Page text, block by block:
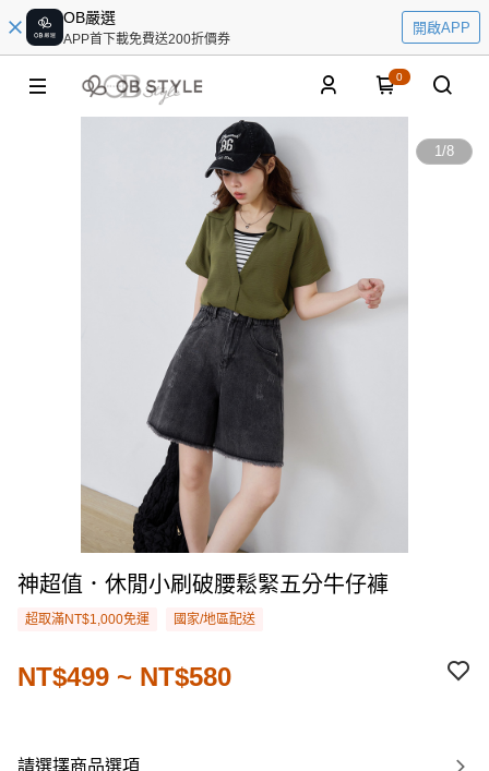
OB嚴選
APP首下載免費送200折價券
開啟APP
0
1/8
神超值．休閒小刷破腰鬆緊五分牛仔褲
超取滿NT$1,000免運 國家/地區配送
NT$499 ~ NT$580
請選擇商品選項